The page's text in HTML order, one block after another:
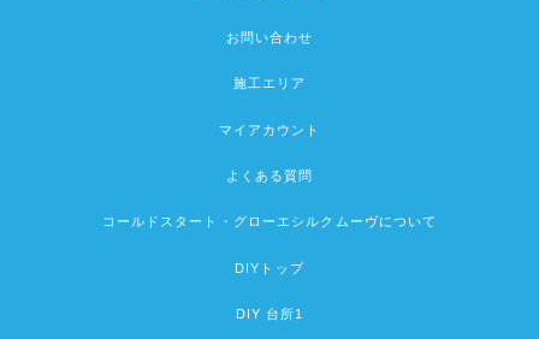
お問い合わせ
施工エリア
マイアカウント
よくある質問
コールドスタート・グローエシルクムーヴについて
DIYトップ
DIY 台所1